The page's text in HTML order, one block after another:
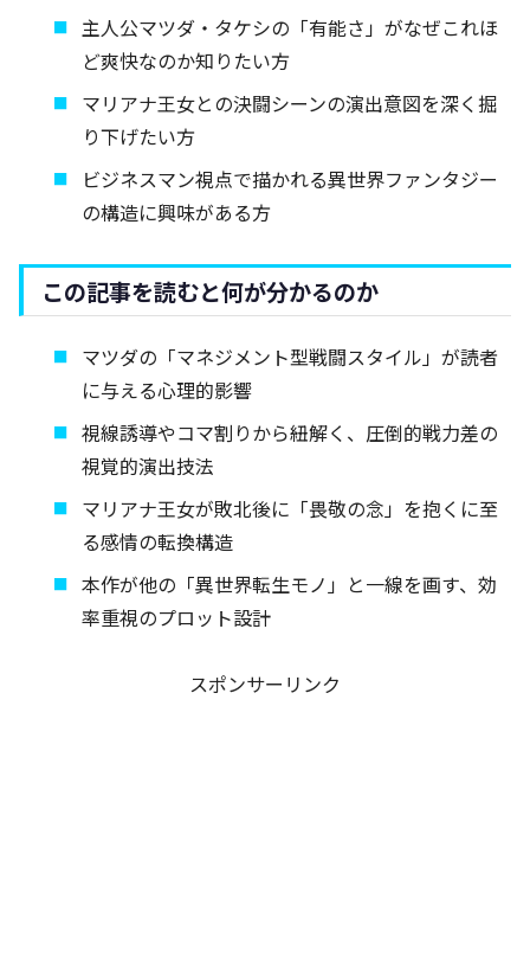
主人公マツダ・タケシの「有能さ」がなぜこれほ
ど爽快なのか知りたい方
マリアナ王女との決闘シーンの演出意図を深く掘
り下げたい方
ビジネスマン視点で描かれる異世界ファンタジー
の構造に興味がある方
この記事を読むと何が分かるのか
マツダの「マネジメント型戦闘スタイル」が読者
に与える心理的影響
視線誘導やコマ割りから紐解く、圧倒的戦力差の
視覚的演出技法
マリアナ王女が敗北後に「畏敬の念」を抱くに至
る感情の転換構造
本作が他の「異世界転生モノ」と一線を画す、効
率重視のプロット設計
スポンサーリンク